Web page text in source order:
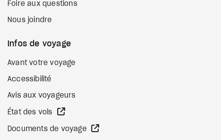
Foire aux questions
Nous joindre
Infos de voyage
Avant votre voyage
Accessibilité
Avis aux voyageurs
État des vols
Documents de voyage